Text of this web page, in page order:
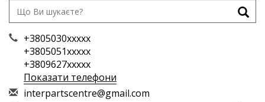
+3805030xxxxx
+3805051xxxxx
+3809627xxxxx
Показати телефони
interpartscentre@gmail.com